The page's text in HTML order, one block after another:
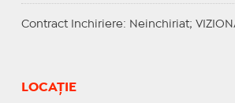
Contract Inchiriere: Neinchiriat;
LOCAȚIE